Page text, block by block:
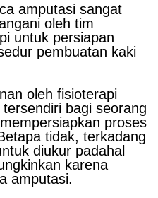
amputasi sangat
oleh tim
untuk persiapan
pembuatan kaki
oleh fisioterapi
bagi seorang
proses
tidak, terkadang
diukur padahal
karena
amputasi.